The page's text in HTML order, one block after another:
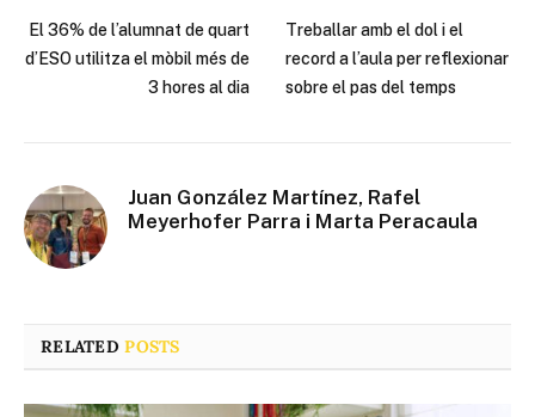
El 36% de l’alumnat de quart
d’ESO utilitza el mòbil més de
3 hores al dia
Treballar amb el dol i el
record a l’aula per reflexionar
sobre el pas del temps
Juan González Martínez, Rafel
Meyerhofer Parra i Marta Peracaula
RELATEDPOSTS